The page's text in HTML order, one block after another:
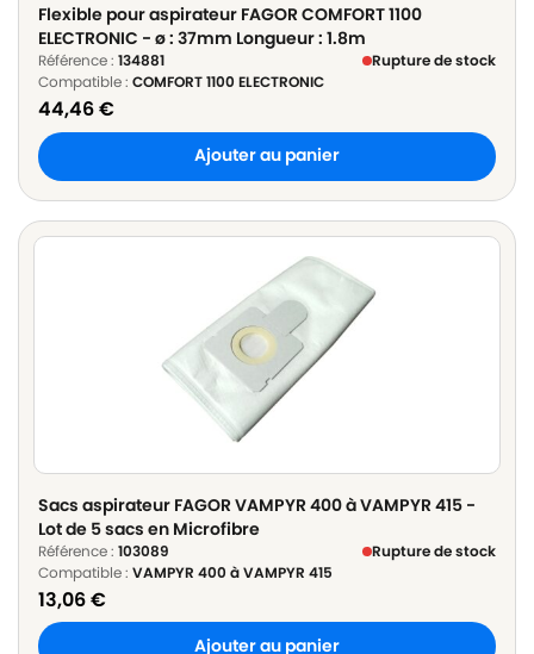
Flexible pour aspirateur FAGOR COMFORT 1100
ELECTRONIC - ø : 37mm Longueur : 1.8m
Référence : 134881
Rupture de stock
Compatible : COMFORT 1100 ELECTRONIC
44,46€
Ajouter au panier
Sacs aspirateur FAGOR VAMPYR 400 à VAMPYR 415 -
Lot de 5 sacs en Microfibre
Référence : 103089
Rupture de stock
Compatible : VAMPYR 400 à VAMPYR 415
13,06€
Ajouter au panier